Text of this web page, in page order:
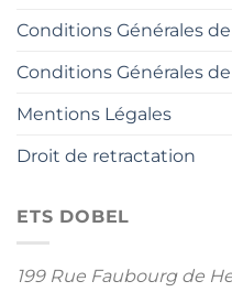
Conditions Générales
Conditions Générales
Mentions Légales
Droit de retractation
ETS DOBEL
199 Rue Faubourg de